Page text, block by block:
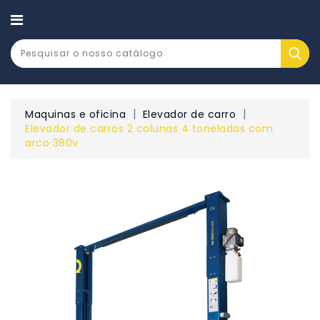
CATEGORY
Maquinas e oficina
Elevador de carro
Elevador de carros 2 colunas 4 toneladas com
arco 380v